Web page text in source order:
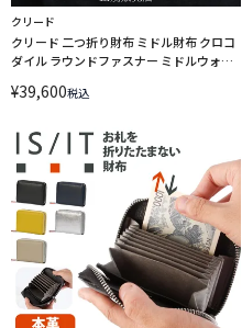
クリード
クリード 二つ折り財布 ミドル財布 クロコ
ダイル ラウンドファスナー ミドルウォレ
¥39,600税込